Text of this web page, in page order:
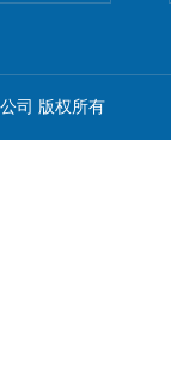
司 版权所有